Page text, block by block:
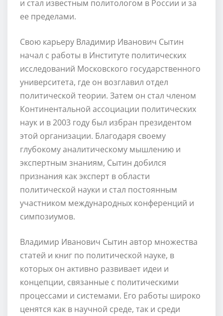
и стал известным политологом в России и за
ее пределами.
Свою карьеру Владимир Иванович Сытин
начал с работы в Институте политических
исследований Московского государственного
университета, где он возглавил отдел
политической теории. Затем он стал членом
Континентальной ассоциации политических
наук и в 2003 году был избран президентом
этой организации. Благодаря своему
глубокому аналитическому мышлению и
экспертным знаниям, Сытин добился
признания как эксперт в области
политической науки и стал постоянным
участником международных конференций и
симпозиумов.
Владимир Иванович Сытин автор множества
статей и книг по политической науке, в
которых он активно развивает идеи и
концепции, связанные с политическими
процессами и системами. Его работы широко
ценятся как в научной среде, так и среди